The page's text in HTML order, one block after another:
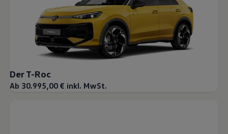
Der T-Roc
Ab 30.995,00 € inkl. MwSt.